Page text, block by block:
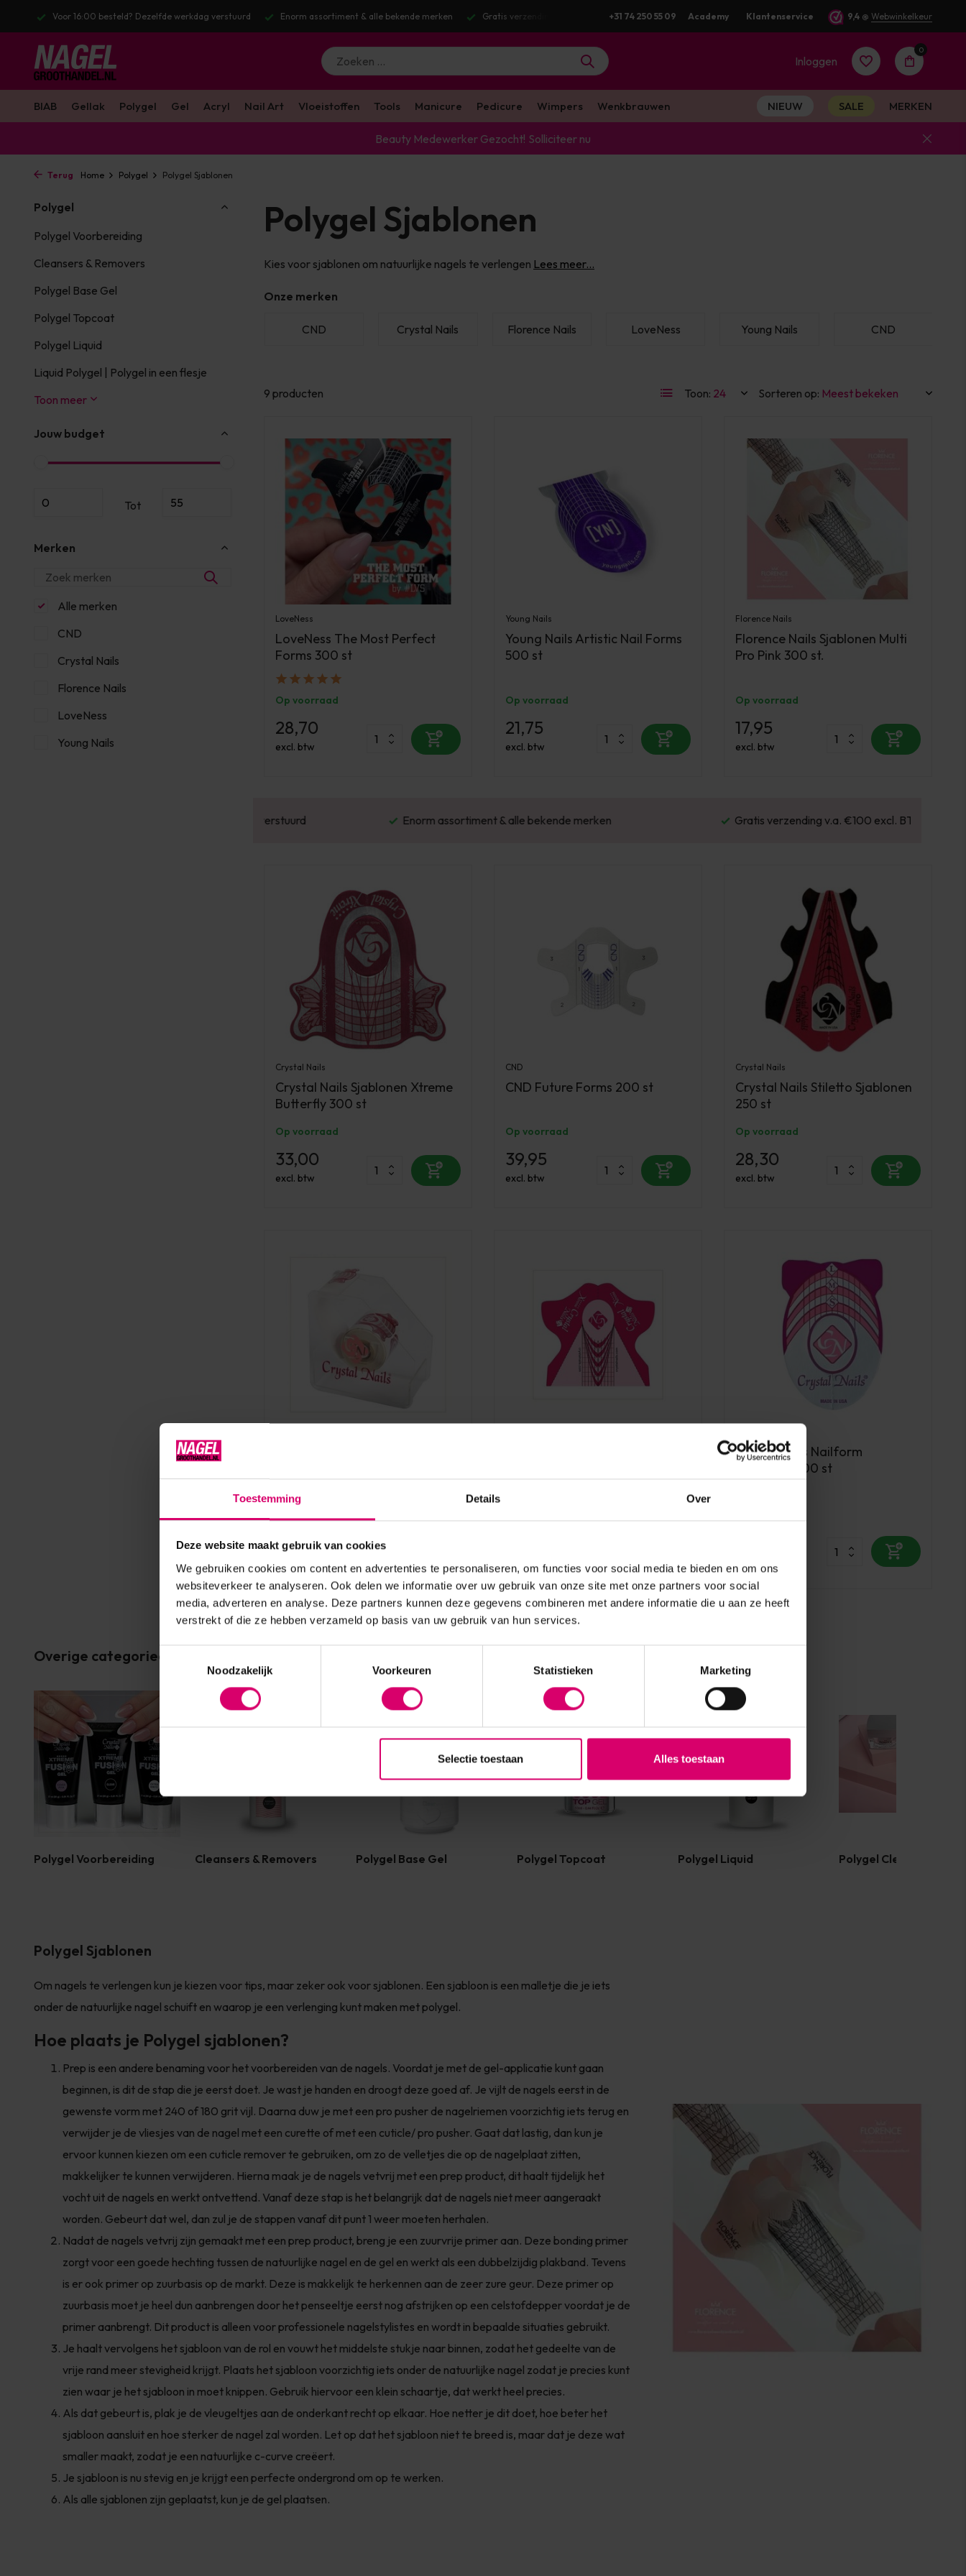
Toestemming Details Over
Deze website maakt gebruik van cookies
We gebruiken cookies om content en advertenties te personaliseren, om functies voor social media te bieden en om ons
websiteverkeer te analyseren. Ook delen we informatie over uw gebruik van onze site met onze partners voor social
media, adverteren en analyse. Deze partners kunnen deze gegevens combineren met andere informatie die u aan ze heeft
verstrekt of die ze hebben verzameld op basis van uw gebruik van hun services.
Toestemmingsselectie
Noodzakelijk
Voorkeuren Statistieken Marketing
Selectie toestaan Alles toestaan
Enorm assortiment & alle bekende merken Gratis verzending v.a. €100 excl. BTW Voor 16:00 besteld? Dezelfde werkdag verstuurd+31 74 250 55 09 Academy Klantenservice 9,4 @ Webwinkelkeur
Inloggen
0
BIAB Gellak Polygel Gel Acryl Nail Art Vloeistoffen Tools Manicure Pedicure Wimpers Wenkbrauwen NIEUW SALE MERKEN
Beauty Medewerker Gezocht! Solliciteer nu
Terug Home Polygel Polygel Sjablonen
Polygel
Polygel Voorbereiding
Cleansers & Removers
Polygel Base Gel
Polygel Topcoat
Polygel Liquid
Liquid Polygel | Polygel in een flesje
Toon meer
Jouw budget
Tot
Merken
Alle merken
CND
Crystal Nails
Florence Nails
LoveNess
Young Nails
Polygel Sjablonen
Kies voor sjablonen om natuurlijke nagels te verlengen Lees meer...
Onze merken
CND Crystal Nails Florence Nails LoveNess Young Nails CND
9 producten Toon: Sorteren op:
LoveNess
LoveNess The Most Perfect
Forms 300 st
Op voorraad
28,70
excl. btw
Young Nails
Young Nails Artistic Nail Forms
500 st
Op voorraad
21,75
excl. btw
Florence Nails
Florence Nails Sjablonen Multi
Pro Pink 300 st.
Op voorraad
17,95
excl. btw
Enorm assortiment & alle bekende merken Gratis verzending v.a. €100 excl. BTW
Crystal Nails
Crystal Nails Sjablonen Xtreme
Butterfly 300 st
Op voorraad
33,00
excl. btw
CND
CND Future Forms 200 st
Op voorraad
39,95
excl. btw
Crystal Nails
Crystal Nails Stiletto Sjablonen
250 st
Op voorraad
28,30
excl. btw
Sjabloon
17,90
Crystal Nails Nailform
Sjablonen 500 st
Overige categorieën in Polygel
Polygel Voorbereiding Cleansers & Removers Polygel Base Gel Polygel Topcoat Polygel Liquid Polygel Clear
Polygel Sjablonen
Om nagels te verlengen kun je kiezen voor tips, maar zeker ook voor sjablonen. Een sjabloon is een malletje die je iets
onder de natuurlijke nagel schuift en waarop je een verlenging kunt maken met polygel.
Hoe plaats je Polygel sjablonen?
Prep is een andere benaming voor het voorbereiden van de nagels. Voordat je met de gel-applicatie kunt gaan
beginnen, is dit de stap die je eerst doet. Je wast je handen en droogt deze goed af. Je vijlt de nagels eerst in de
gewenste vorm met 240 of 180 grit vijl. Daarna duw je met een pro pusher de nagelriemen voorzichtig iets terug en
verwijder je de vliesjes van de nagel met een curette of met een cuticle/ pro pusher. Gaat dat lastig, dan kun je
ervoor kunnen kiezen om een cuticle remover te gebruiken, om zo de velletjes die op de nagelplaat zitten,
makkelijker te kunnen verwijderen. Hierna maak je de nagels vetvrij met een prep product, dit haalt tijdelijk het
vocht uit de nagels en werkt ontvettend. Vanaf deze stap is het belangrijk dat de nagels niet meer aangeraakt
worden. Gebeurt dat wel, dan zul je de stappen vanaf dit punt 1 weer moeten herhalen.
Nadat de nagels vetvrij zijn gemaakt met een prep product, breng je een zuurvrije primer aan. Deze bonding primer
zorgt voor een goede hechting tussen de natuurlijke nagel en de gel en werkt als een dubbelzijdig plakband. Tevens
is er ook primer op zuurbasis op de markt. Deze is makkelijk te herkennen aan de zeer zure geur. Deze primer op
zuurbasis moet je heel dun aanbrengen door het penseeltje eerst nog afstrijken op een celstofdepper voordat je de
primer aanbrengt. Dit product is alleen voor professionele nagelstylistes en wordt in bepaalde situaties gebruikt.
Je haalt vervolgens het sjabloon van de rol en vouwt het middelste stukje naar binnen, zodat het gedeelte van de
vrije rand meer stevigheid krijgt. Plaats het sjabloon voorzichtig iets onder de natuurlijke nagel zodat je precies kunt
zien waar je het sjabloon in moet knippen. Gebruik hiervoor een klein schaartje, dat werkt heel precies.
Als dat gebeurt is, plak je de vleugeltjes aan de onderkant recht op elkaar. Hoe netter je dit doet, hoe beter het
sjabloon aansluit en hoe sterker de nagel zal worden. Let op dat het sjabloon niet te breed is, maar dat je deze wat
smaller maakt, zodat je een natuurlijke c-curve creëert.
Je sjabloon is nu stevig en je krijgt een perfecte ondergrond om op te werken.
Als alle sjablonen zijn geplaatst, kun je de gel plaatsen.